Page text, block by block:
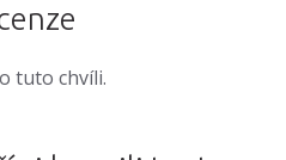
tuto chvíli.